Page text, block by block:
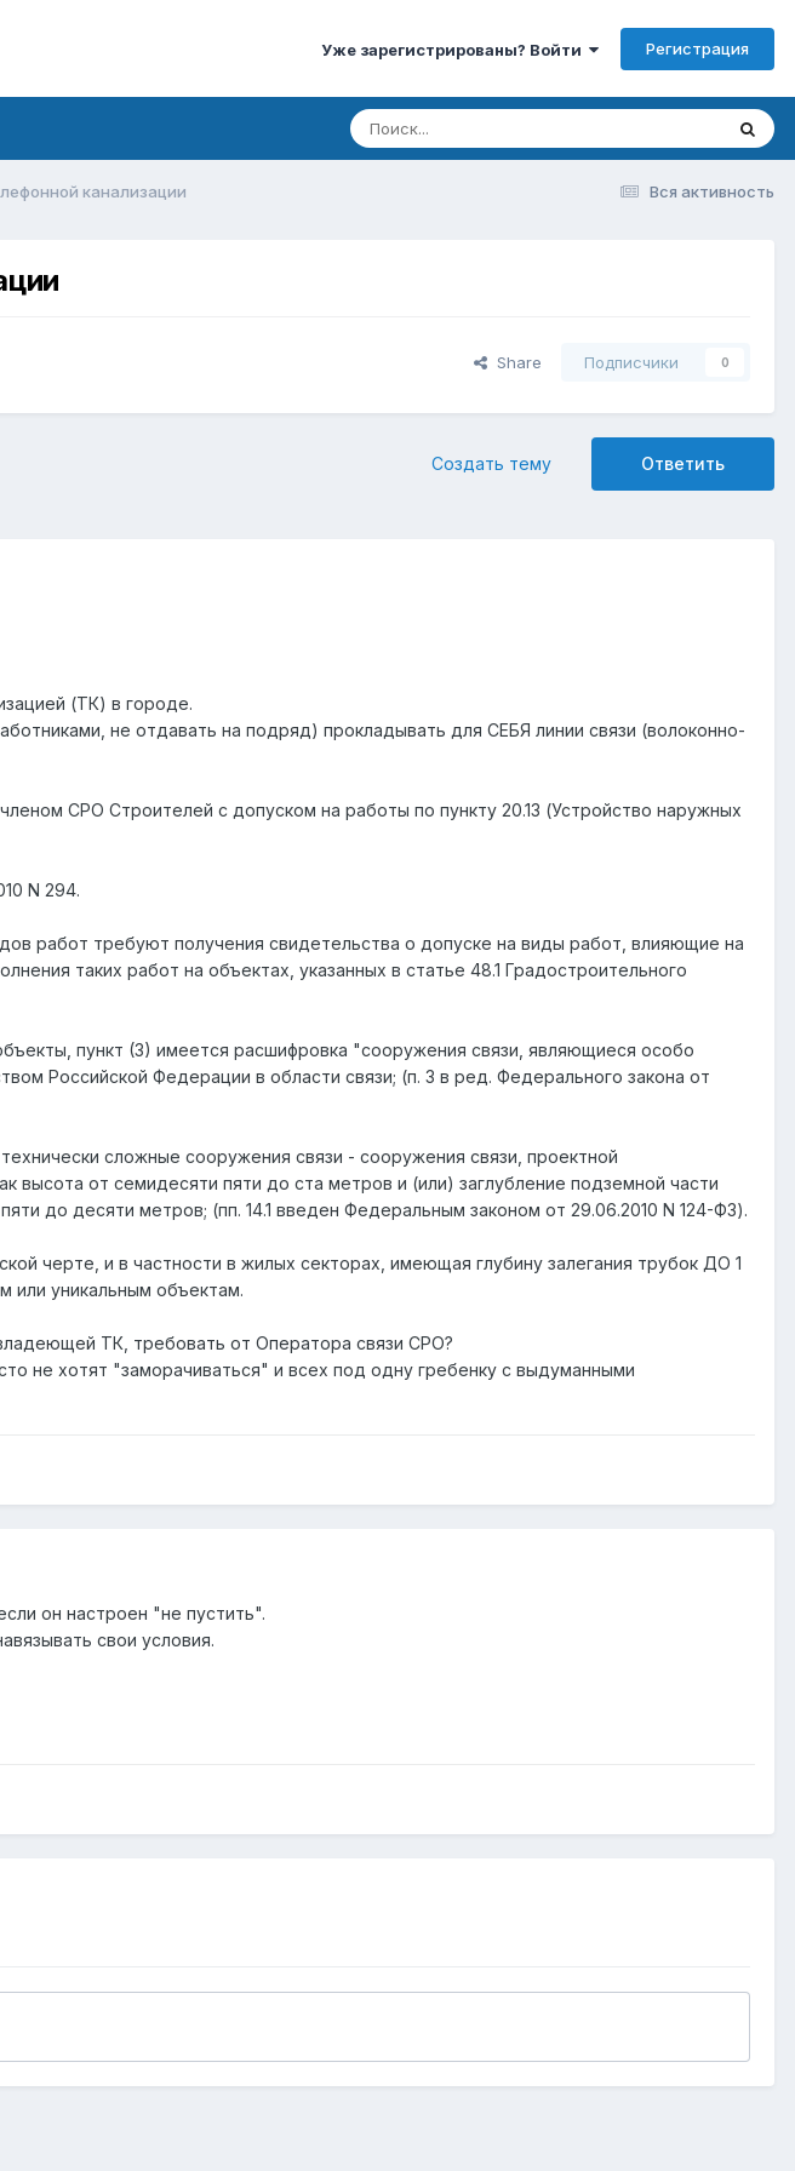
Уже зарегистрированы? Войти Регистрация
Вся активность
канализации
Share Подписчики 0
Ответить
Создать тему
(ТК) в городе.
не отдавать на подряд) прокладывать для СЕБЯ линии связи (волоконно-
СРО Строителей с допуском на работы по пункту 20.13 (Устройство наружных
N 294.
работ требуют получения свидетельства о допуске на виды работ, влияющие на
таких работ на объектах, указанных в статье 48.1 Градостроительного
пункт (3) имеется расшифровка "сооружения связи, являющиеся особо
Российской Федерации в области связи; (п. 3 в ред. Федерального закона от
сложные сооружения связи - сооружения связи, проектной
высота от семидесяти пяти до ста метров и (или) заглубление подземной части
до десяти метров; (пп. 14.1 введен Федеральным законом от 29.06.2010 N 124-ФЗ).
черте, и в частности в жилых секторах, имеющая глубину залегания трубок ДО 1
или уникальным объектам.
ТК, требовать от Оператора связи СРО?
не хотят "заморачиваться" и всех под одну гребенку с выдуманными
он настроен "не пустить".
свои условия.